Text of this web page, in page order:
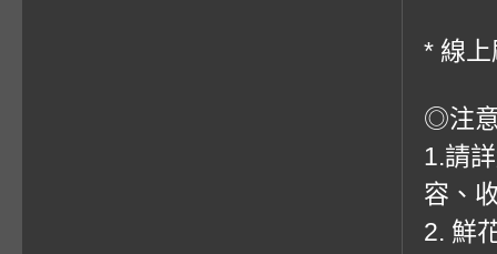
* 線
◎注
1.請
容、
2. 鮮